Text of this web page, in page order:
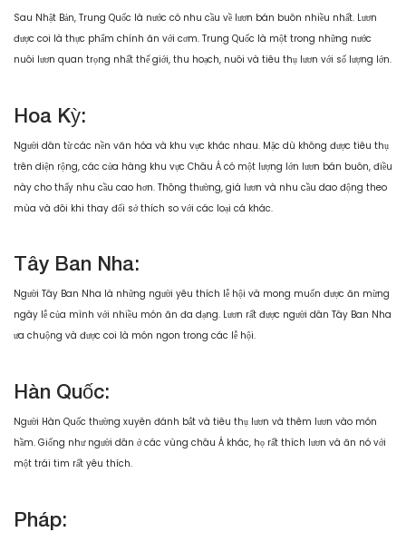
Sau Nhật Bản, Trung Quốc là nước có nhu cầu về lươn bán buôn nhiều nhất. Lươn
được coi là thực phẩm chính ăn với cơm. Trung Quốc là một trong những nước
nuôi lươn quan trọng nhất thế giới, thu hoạch, nuôi và tiêu thụ lươn với số lượng lớn.
Hoa Kỳ:
Người dân từ các nền văn hóa và khu vực khác nhau. Mặc dù không được tiêu thụ
trên diện rộng, các cửa hàng khu vực Châu Á có một lượng lớn lươn bán buôn, điều
này cho thấy nhu cầu cao hơn. Thông thường, giá lươn và nhu cầu dao động theo
mùa và đôi khi thay đổi sở thích so với các loại cá khác.
Tây Ban Nha:
Người Tây Ban Nha là những người yêu thích lễ hội và mong muốn được ăn mừng
ngày lễ của mình với nhiều món ăn đa dạng. Lươn rất được người dân Tây Ban Nha
ưa chuộng và được coi là món ngon trong các lễ hội.
Hàn Quốc:
Người Hàn Quốc thường xuyên đánh bắt và tiêu thụ lươn và thêm lươn vào món
hầm. Giống như người dân ở các vùng châu Á khác, họ rất thích lươn và ăn nó với
một trái tim rất yêu thích.
Pháp: